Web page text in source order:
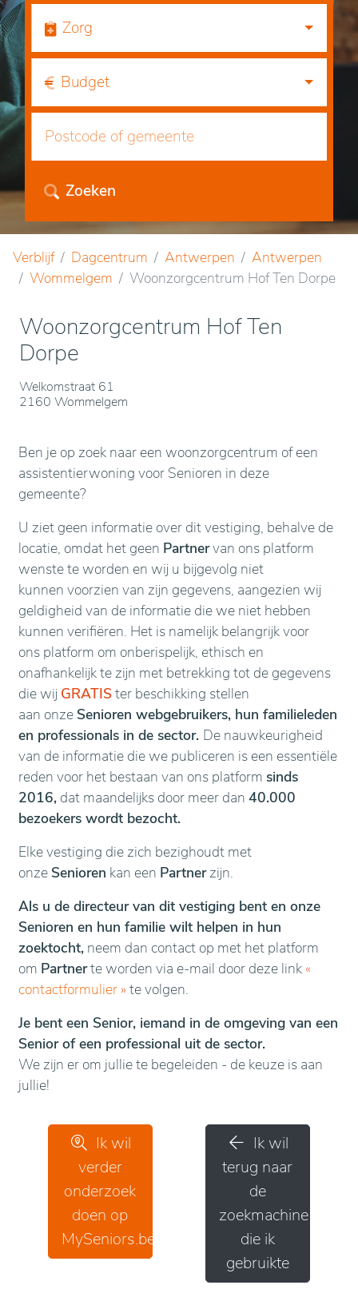
Zorg
Budget
Zoeken
Verblijf Dagcentrum Antwerpen
Antwerpen
Wommelgem
Woonzorgcentrum Hof Ten Dorpe
Woonzorgcentrum Hof Ten
Dorpe
Welkomstraat 61
2160 Wommelgem
Ben je op zoek naar een woonzorgcentrum of een
assistentierwoning voor Senioren in deze
gemeente?
U ziet geen informatie over dit vestiging, behalve de
locatie, omdat het geen Partnervan ons platform
wenste te worden en wij u bijgevolg niet
kunnen voorzien van zijn gegevens, aangezien wij
geldigheid van de informatie die we niet hebben
kunnen verifiëren. Het is namelijk belangrijk voor
ons platform om onberispelijk, ethisch en
onafhankelijk te zijn met betrekking tot de gegevens
die wij GRATISter beschikking stellen
aan onze Senioren webgebruikers, hun familieleden
en professionals in de sector. De nauwkeurigheid
van de informatie die we publiceren is een essentiële
reden voor het bestaan van ons platform sinds
2016, dat maandelijks door meer dan 40.000
bezoekers wordt bezocht.
Elke vestiging die zich bezighoudt met
onze Senioren kan een Partnerzijn.
Als u de directeur van dit vestiging bent en onze
Senioren en hun familie wilt helpen in hun
zoektocht, neem dan contact op met het platform
om Partnerte worden via e-mail door deze link «
contactformulier » te volgen.
Je bent een Senior, iemand in de omgeving van een
Senior of een professional uit de sector.
We zijn er om jullie te begeleiden - de keuze is aan
jullie!
Ik wil
verder
onderzoek
doen op
MySeniors.be
Ik wil
terug naar
de
zoekmachine
die ik
gebruikte